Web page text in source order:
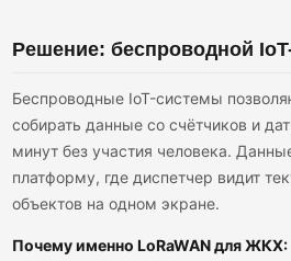
Решение: беспроводной
Беспроводные IoT-системы
собирать данные со счётчиков и
минут без участия человека.
платформу, где диспетчер видит
объектов на одном экране.
Почему именно LoRaWAN для ЖКХ: